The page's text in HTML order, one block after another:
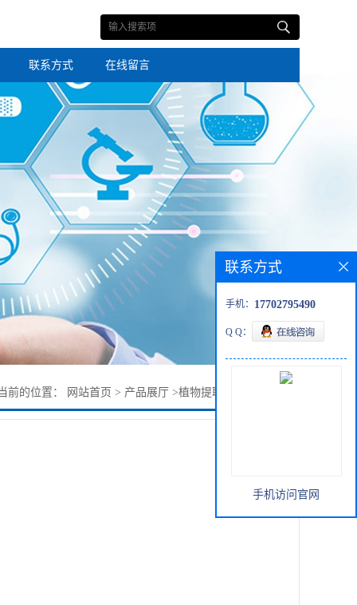
联系方式 在线留言
前的位置： 网站首页 > 产品展厅 >植物提取物
联系方式
手机： 17702795490
Q Q：
手机访问官网